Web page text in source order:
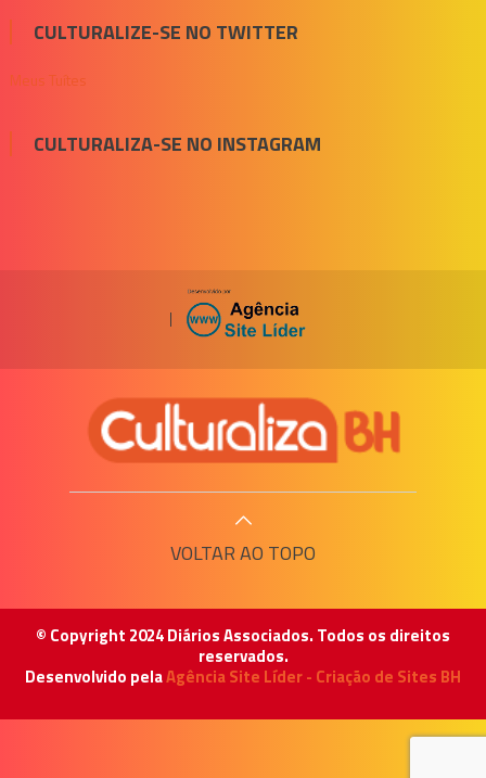
CULTURALIZE-SE NO TWITTER
Meus Tuítes
CULTURALIZA-SE NO INSTAGRAM
|
VOLTAR AO TOPO
© Copyright 2024 Diários Associados. Todos os direitos
reservados.
Desenvolvido pelaAgência Site Líder - Criação de Sites BH